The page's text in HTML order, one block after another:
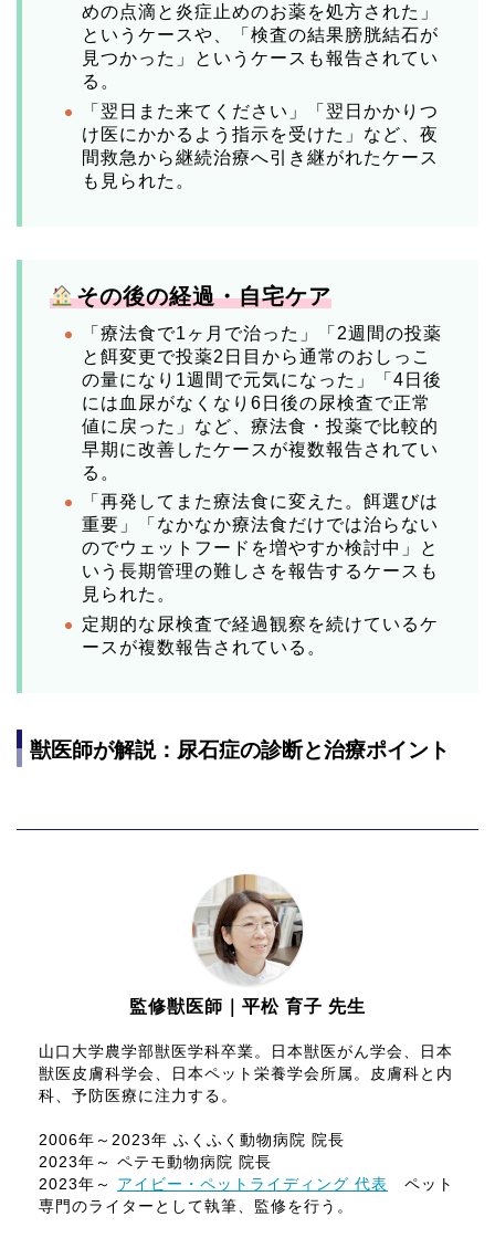
めの点滴と炎症止めのお薬を処方された」
というケースや、「検査の結果膀胱結石が
見つかった」というケースも報告されてい
る。
「翌日また来てください」「翌日かかりつ
け医にかかるよう指示を受けた」など、夜
間救急から継続治療へ引き継がれたケース
も見られた。
️その後の経過・自宅ケア
「療法食で1ヶ月で治った」「2週間の投薬
と餌変更で投薬2日目から通常のおしっこ
の量になり1週間で元気になった」「4日後
には血尿がなくなり6日後の尿検査で正常
値に戻った」など、療法食・投薬で比較的
早期に改善したケースが複数報告されてい
る。
「再発してまた療法食に変えた。餌選びは
重要」「なかなか療法食だけでは治らない
のでウェットフードを増やすか検討中」と
いう長期管理の難しさを報告するケースも
見られた。
定期的な尿検査で経過観察を続けているケ
ースが複数報告されている。
獣医師が解説：尿石症の診断と治療ポイント
監修獣医師｜平松 育子 先生
山口大学農学部獣医学科卒業。日本獣医がん学会、日本
獣医皮膚科学会、日本ペット栄養学会所属。皮膚科と内
科、予防医療に注力する。
2006年～2023年 ふくふく動物病院 院長
2023年～ ペテモ動物病院 院長
2023年～ アイビー・ペットライディング 代表 ペット
専門のライターとして執筆、監修を行う。